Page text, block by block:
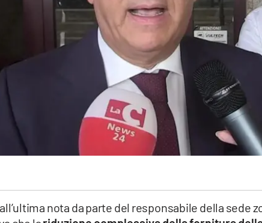
nota da parte del responsabile della sede